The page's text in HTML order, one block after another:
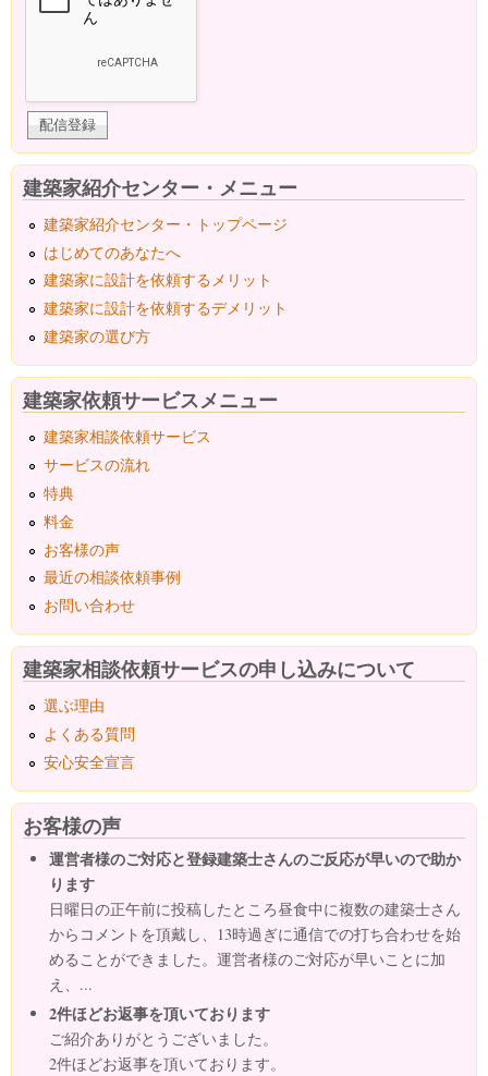
建築家紹介センター・メニュー
建築家紹介センター・トップページ
はじめてのあなたへ
建築家に設計を依頼するメリット
建築家に設計を依頼するデメリット
建築家の選び方
建築家依頼サービスメニュー
建築家相談依頼サービス
サービスの流れ
特典
料金
お客様の声
最近の相談依頼事例
お問い合わせ
建築家相談依頼サービスの申し込みについて
選ぶ理由
よくある質問
安心安全宣言
お客様の声
運営者様のご対応と登録建築士さんのご反応が早いので助か
ります
日曜日の正午前に投稿したところ昼食中に複数の建築士さん
からコメントを頂戴し、13時過ぎに通信での打ち合わせを始
めることができました。運営者様のご対応が早いことに加
え、...
2件ほどお返事を頂いております
ご紹介ありがとうございました。
2件ほどお返事を頂いております。